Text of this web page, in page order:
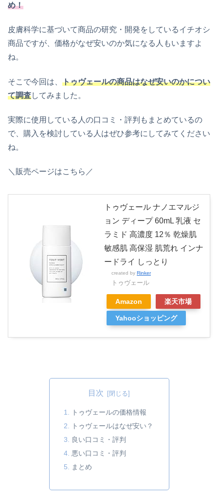
め！
皮膚科学に基づいて商品の研究・開発をしているイチオシ
商品ですが、価格がなぜ安いのか気になる人もいますよ
ね。
そこで今回は、 トゥヴェールの商品はなぜ安いのかについ
て調査してみました。
実際に使用している人の口コミ・評判もまとめているの
で、購入を検討している人はぜひ参考にしてみてください
ね。
＼販売ページはこちら／
トゥヴェール ナノエマルジ
ョン ディープ 60mL 乳液 セ
ラミド 高濃度 12％ 乾燥肌
敏感肌 高保湿 肌荒れ インナ
ードライ しっとり
created by Rinker
トゥヴェール
Amazon 楽天市場
Yahooショッピング
目次
トゥヴェールの価格情報
トゥヴェールはなぜ安い？
良い口コミ・評判
悪い口コミ・評判
まとめ